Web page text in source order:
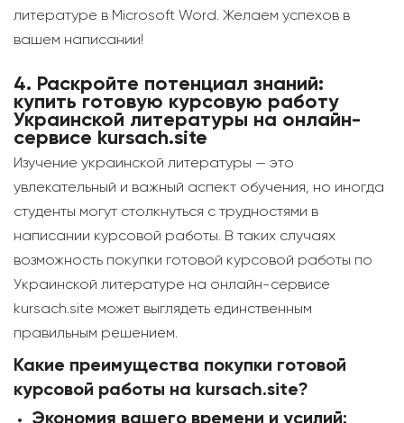
литературе в Microsoft Word. Желаем успехов в
вашем написании!
4. Раскройте потенциал знаний:
купить готовую курсовую работу
Украинской литературы на онлайн-
сервисе kursach.site
Изучение украинской литературы — это
увлекательный и важный аспект обучения, но иногда
студенты могут столкнуться с трудностями в
написании курсовой работы. В таких случаях
возможность покупки готовой курсовой работы по
Украинской литературе на онлайн-сервисе
kursach.site может выглядеть единственным
правильным решением.
Какие преимущества покупки готовой
курсовой работы на kursach.site?
Экономия вашего времени и усилий: